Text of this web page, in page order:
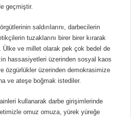
geçmiştir.
saldırılarını, darbecilerin
tuzaklarını birer birer kırarak
Ülke ve millet olarak pek çok bedel de
hassasiyetleri üzerinden sosyal kaos
özgürlükler üzerinden demokrasimize
ve ateşe boğmak istediler.
kullanarak darbe girişimlerinde
omuz omuza, yürek yüreğe